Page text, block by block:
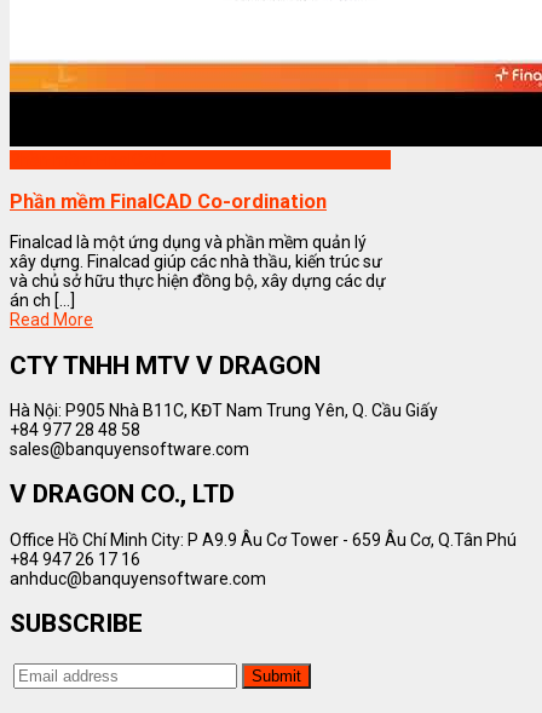
Phần mềm FinalCAD Co-ordination
Finalcad là một ứng dụng và phần mềm quản lý
xây dựng. Finalcad giúp các nhà thầu, kiến trúc sư
và chủ sở hữu thực hiện đồng bộ, xây dựng các dự
án ch [...]
Read More
CTY TNHH MTV V DRAGON
Hà Nội: P905 Nhà B11C, KĐT Nam Trung Yên, Q. Cầu Giấy
+84 977 28 48 58
sales@banquyensoftware.com
V DRAGON CO., LTD
Office Hồ Chí Minh City: P A9.9 Âu Cơ Tower - 659 Âu Cơ, Q.Tân Phú
+84 947 26 17 16
anhduc@banquyensoftware.com
SUBSCRIBE